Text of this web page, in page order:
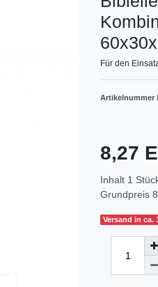
Für den
Artikelnummer
8,27
Inhalt 1
Grundpreis
Versand in ca.